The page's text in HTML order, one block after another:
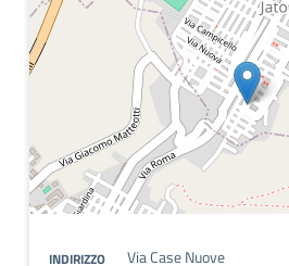
INDIRIZZO Via Case Nuove